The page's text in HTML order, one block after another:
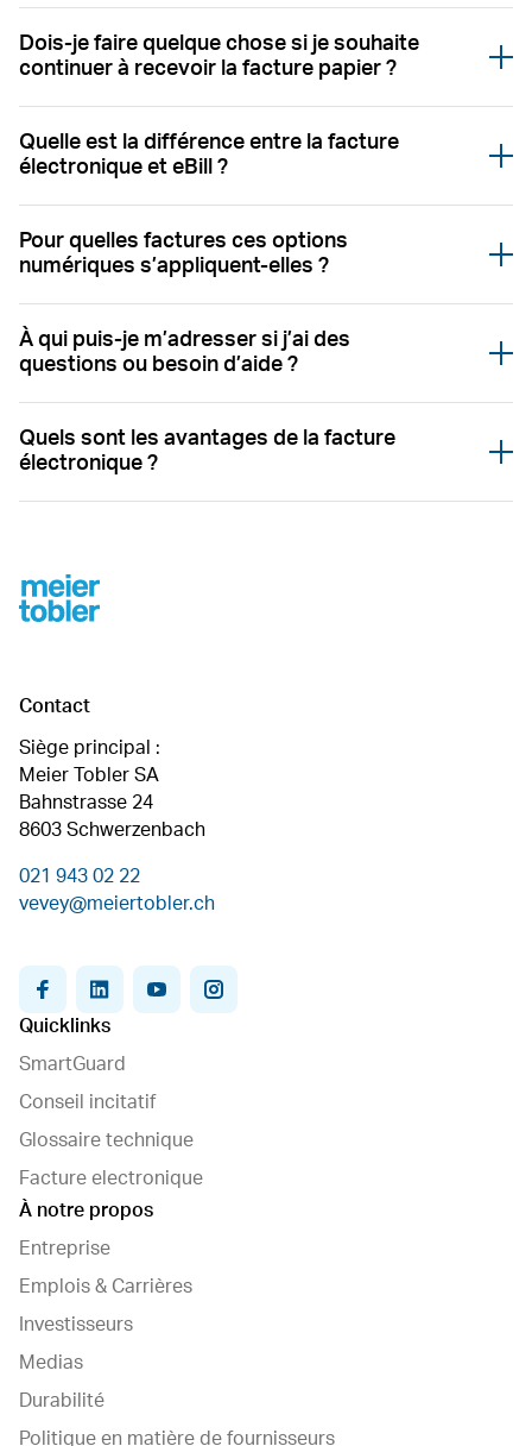
Dois-je faire quelque chose si je souhaite
continuer à recevoir la facture papier ?
Öffnen
Quelle est la différence entre la facture
électronique et eBill ?
Pour quelles factures ces options
numériques s’appliquent-elles ?
Öffnen
À qui puis-je m’adresser si j’ai des
questions ou besoin d’aide ?
Öffnen
Quels sont les avantages de la facture
électronique ?
Footer
Contact
Siège principal :
Meier Tobler SA
Bahnstrasse 24
8603 Schwerzenbach
021 943 02 22
vevey@meiertobler.ch
facebooklinkedin youtubeinstagram
Quicklinks
SmartGuard
Conseil incitatif
Glossaire technique
Facture electronique
À notre propos
Entreprise
Emplois & Carrières
Investisseurs
Medias
Durabilité
Politique en matière de fournisseurs